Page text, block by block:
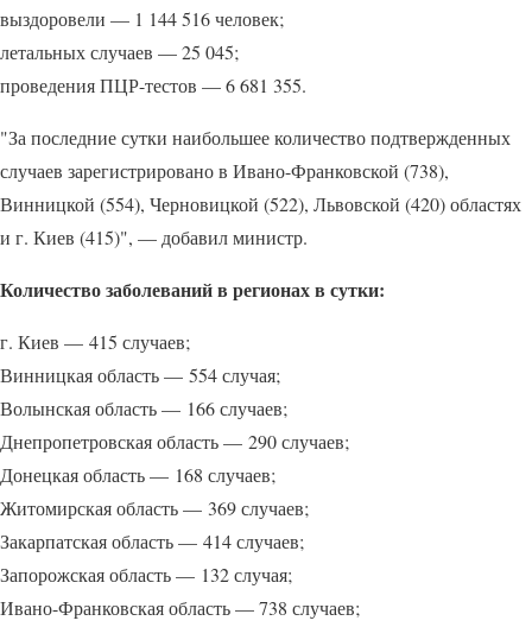
выздоровели — 1 144 516 человек;
летальных случаев — 25 045;
проведения ПЦР-тестов — 6 681 355.
"За последние сутки наибольшее количество подтвержденных
случаев зарегистрировано в Ивано-Франковской (738),
Винницкой (554), Черновицкой (522), Львовской (420) областях
и г. Киев (415)", — добавил министр.
Количество заболеваний в регионах в сутки:
г. Киев — 415 случаев;
Винницкая область — 554 случая;
Волынская область — 166 случаев;
Днепропетровская область — 290 случаев;
Донецкая область — 168 случаев;
Житомирская область — 369 случаев;
Закарпатская область — 414 случаев;
Запорожская область — 132 случая;
Ивано-Франковская область — 738 случаев;